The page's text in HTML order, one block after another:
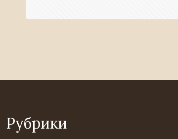
Рубрики